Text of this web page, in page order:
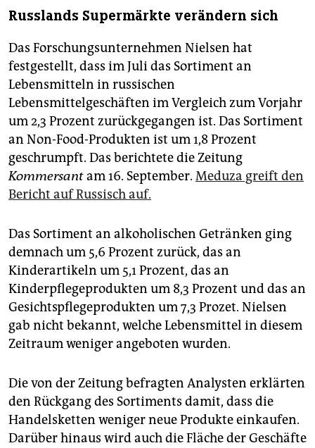
Russlands Supermärkte verändern sich
Das Forschungsunternehmen Nielsen hat
festgestellt, dass im Juli das Sortiment an
Lebensmitteln in russischen
Lebensmittelgeschäften im Vergleich zum Vorjahr
um 2,3 Prozent zurückgegangen ist. Das Sortiment
an Non-Food-Produkten ist um 1,8 Prozent
geschrumpft. Das berichtete die Zeitung
Kommersantam 16. September. Meduza greift den
Bericht auf Russisch auf.
Das Sortiment an alkoholischen Getränken ging
demnach um 5,6 Prozent zurück, das an
Kinderartikeln um 5,1 Prozent, das an
Kinderpflegeprodukten um 8,3 Prozent und das an
Gesichtspflegeprodukten um 7,3 Prozet. Nielsen
gab nicht bekannt, welche Lebensmittel in diesem
Zeitraum weniger angeboten wurden.
Die von der Zeitung befragten Analysten erklärten
den Rückgang des Sortiments damit, dass die
Handelsketten weniger neue Produkte einkaufen.
Darüber hinaus wird auch die Fläche der Geschäfte